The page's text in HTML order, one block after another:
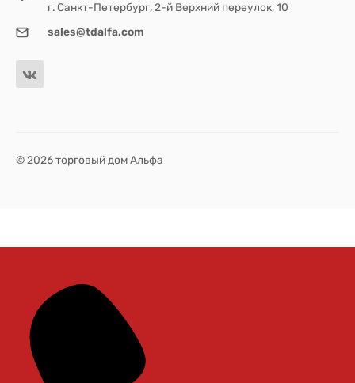
г. Санкт-Петербург, 2-й Верхний переулок, 10
sales@tdalfa.com
© 2026 торговый дом Альфа